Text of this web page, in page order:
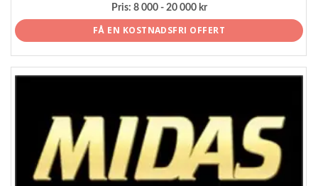
Pris: 8 000 - 20 000 kr
FÅ EN KOSTNADSFRI OFFERT